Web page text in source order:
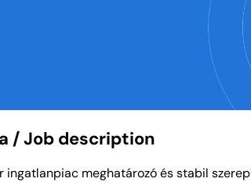
/ Job description
ingatlanpiac meghatározó és stabil